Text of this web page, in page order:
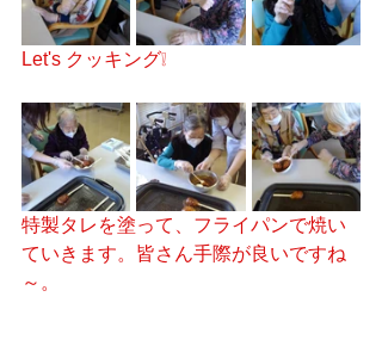
Let's クッキング❕
特製タレを塗って、フライパンで焼い
ていきます。皆さん手際が良いですね
～。